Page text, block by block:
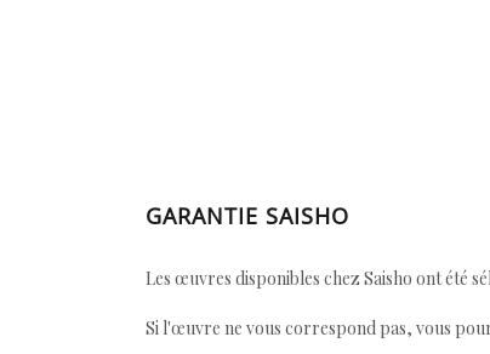
GARANTIE SAISHO
Les œuvres disponibles chez Saisho ont été
Si l'œuvre ne vous correspond pas, vous